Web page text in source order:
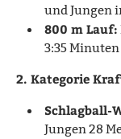
und Jungen
800 m Lauf:
3:35 Minuten
2. Kategorie
Schlagball-
Jungen 28